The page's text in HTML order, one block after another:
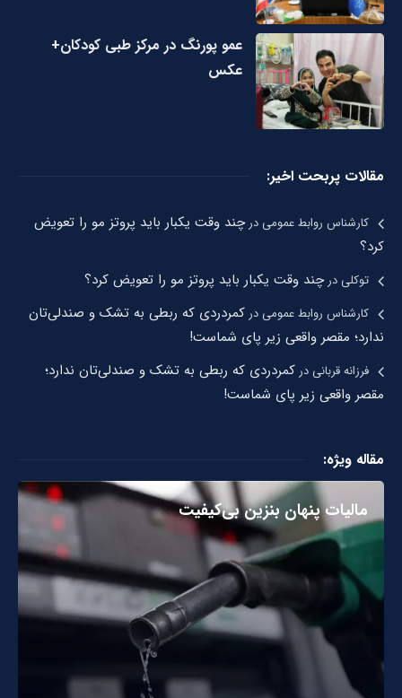
عمو پورنگ در مرکز طبی کودکان+
عکس
مقالات پربحت اخیر:
کارشناس روابط عمومیدرچند وقت یکبار باید پروتز مو را تعویض
کرد؟
توکلیدرچند وقت یکبار باید پروتز مو را تعویض کرد؟
کارشناس روابط عمومیدرکمردردی که ربطی به تشک و صندلی‌تان
ندارد؛ مقصر واقعی زیر پای شماست!
فرزانه قربانیدرکمردردی که ربطی به تشک و صندلی‌تان ندارد؛
مقصر واقعی زیر پای شماست!
مقاله ویژه:
مالیات پنهان بنزین بی‌کیفیت